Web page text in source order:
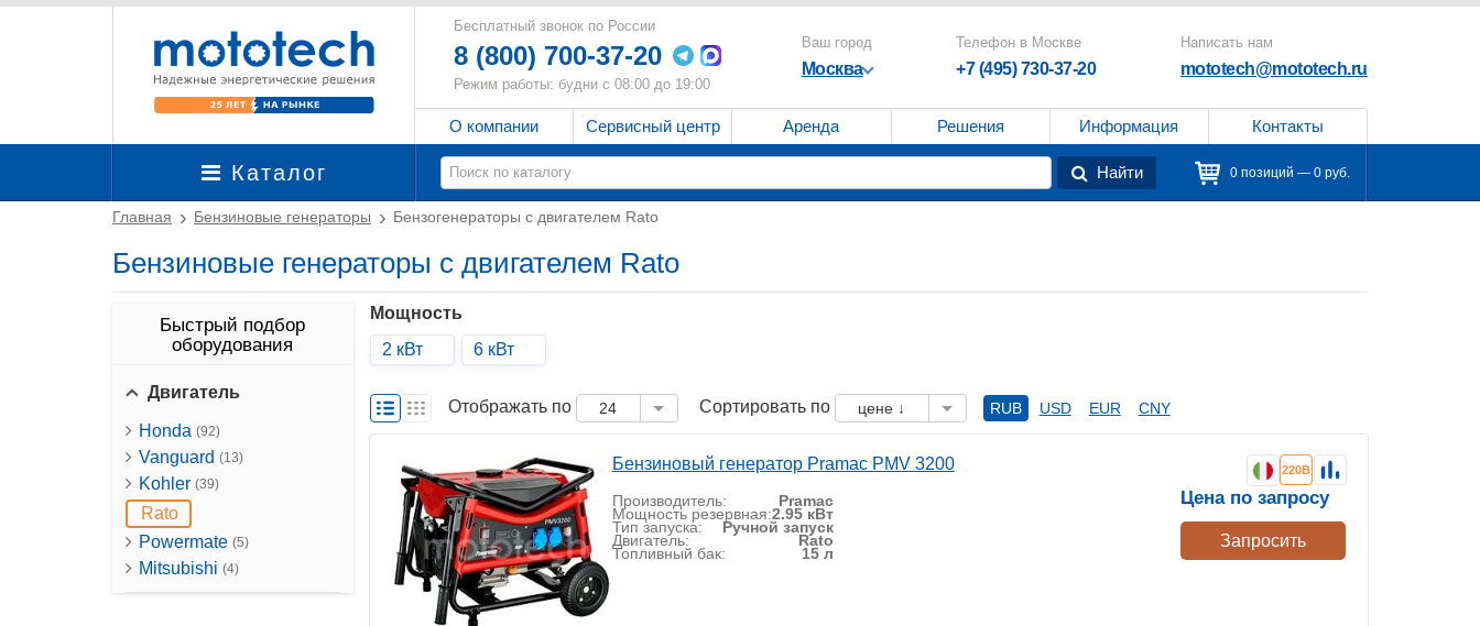
Бесплатный звонок по России
8 (800) 700-37-20
Режим работы: будни с 08:00 до 19:00
Ваш город
Москва
Телефон в Москве
+7 (495) 730-37-20
Написать нам
mototech@mototech.ru
О компании Сервисный центр Аренда Решения Информация Контакты
Каталог Найти 0 позиций — 0 руб.
Главная Бензиновые генераторы Бензогенераторы с двигателем Rato
Бензиновые генераторы с двигателем Rato
Быстрый подбор
оборудования
Двигатель
Honda (92)
Vanguard (13)
Kohler (39)
Rato
Powermate (5)
Mitsubishi (4)
Мощность
2 кВт
6 кВт
Отображать по 24 Сортировать по цене ↓ RUB USD EUR CNY
Бензиновый генератор Pramac PMV 3200
Производитель: Pramac
Мощность резервная:2.95 кВт
Тип запуска: Ручной запуск
Двигатель: Rato
Топливный бак: 15 л
220В
Цена по запросу
Запросить